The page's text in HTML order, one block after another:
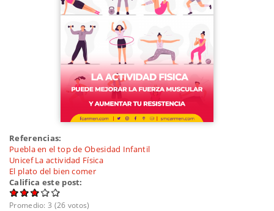
Referencias:
Puebla en el top de Obesidad Infantil
Unicef La actividad Física
El plato del bien comer
Califica este post:
Promedio: 3 (26 votos)